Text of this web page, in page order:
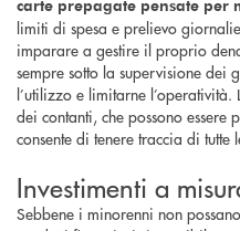
carte prepagate pensate per
limiti di spesa e prelievo
imparare a gestire il proprio
sempre sotto la supervisione dei
l’utilizzo e limitarne
dei contanti, che possono
consente di tenere traccia di
Investimenti a
Sebbene i minorenni non